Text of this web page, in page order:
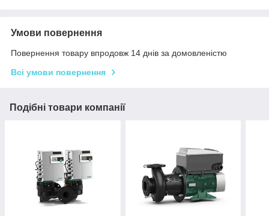
Умови повернення
Повернення товару впродовж 14 днів за домовленістю
Всі умови повернення
Подібні товари компанії